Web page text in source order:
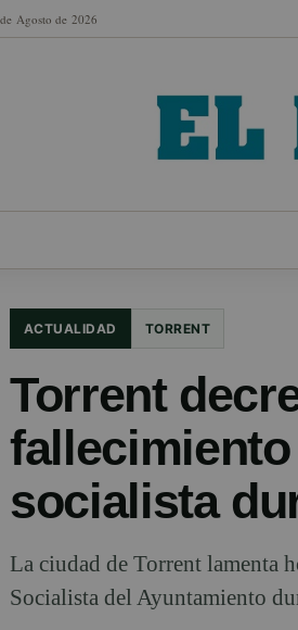
Agosto de 2026
ACTUALIDAD TORRENT
Torrent
socialista
La ciudad de Torrent lamenta
Socialista del Ayuntamiento